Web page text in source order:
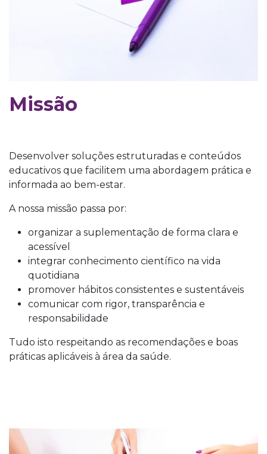
Missão
Desenvolver soluções estruturadas e conteúdos
educativos que facilitem uma abordagem prática e
informada ao bem-estar.
A nossa missão passa por:
organizar a suplementação de forma clara e
acessível
integrar conhecimento científico na vida
quotidiana
promover hábitos consistentes e sustentáveis
comunicar com rigor, transparência e
responsabilidade
Tudo isto respeitando as recomendações e boas
práticas aplicáveis à área da saúde.